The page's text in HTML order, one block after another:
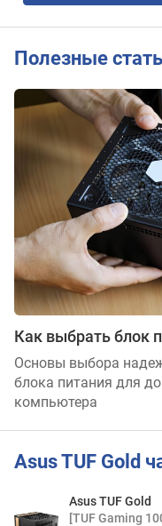
Полезные
Как выбрать блок
Основы выбора
блока питания для
компьютера
Asus TUF Gold
Asus TUF Gold